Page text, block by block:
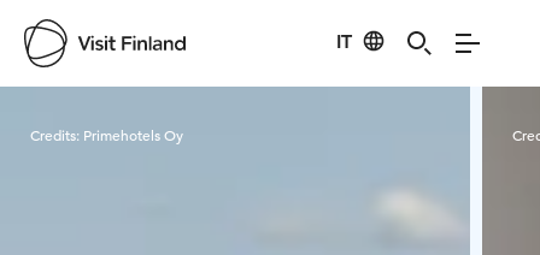
IT
Credits: Primehotels Oy